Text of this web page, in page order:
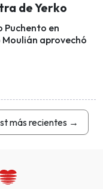
de Yerko
Puchento en
aprovechó
más recientes →